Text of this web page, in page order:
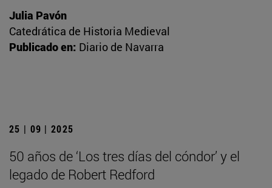
Julia Pavón
Catedrática de Historia Medieval
Publicado en: Diario de Navarra
25 | 09 | 2025
50 años de ‘Los tres días del cóndor’ y el
legado de Robert Redford